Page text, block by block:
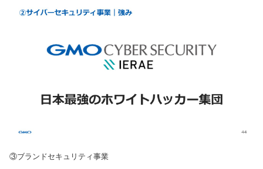
③ブランドセキュリティ事業